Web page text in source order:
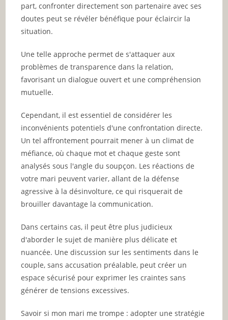
part, confronter directement son partenaire avec ses
doutes peut se révéler bénéfique pour éclaircir la
situation.
Une telle approche permet de s'attaquer aux
problèmes de transparence dans la relation,
favorisant un dialogue ouvert et une compréhension
mutuelle.
Cependant, il est essentiel de considérer les
inconvénients potentiels d'une confrontation directe.
Un tel affrontement pourrait mener à un climat de
méfiance, où chaque mot et chaque geste sont
analysés sous l'angle du soupçon. Les réactions de
votre mari peuvent varier, allant de la défense
agressive à la désinvolture, ce qui risquerait de
brouiller davantage la communication.
Dans certains cas, il peut être plus judicieux
d'aborder le sujet de manière plus délicate et
nuancée. Une discussion sur les sentiments dans le
couple, sans accusation préalable, peut créer un
espace sécurisé pour exprimer les craintes sans
générer de tensions excessives.
Savoir si mon mari me trompe : adopter une stratégie